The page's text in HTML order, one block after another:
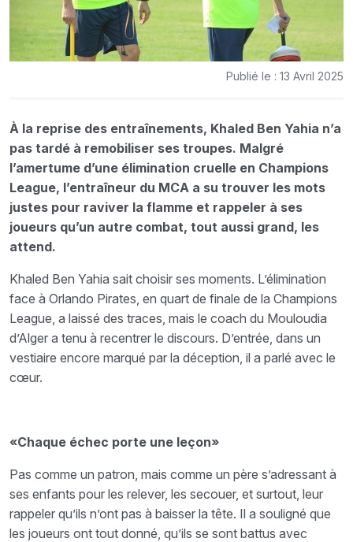
Publié le : 13 Avril 2025
À la reprise des entraînements, Khaled Ben Yahia n’a
pas tardé à remobiliser ses troupes. Malgré
l’amertume d’une élimination cruelle en Champions
League, l’entraîneur du MCA a su trouver les mots
justes pour raviver la flamme et rappeler à ses
joueurs qu’un autre combat, tout aussi grand, les
attend.
Khaled Ben Yahia sait choisir ses moments. L’élimination
face à Orlando Pirates, en quart de finale de la Champions
League, a laissé des traces, mais le coach du Mouloudia
d’Alger a tenu à recentrer le discours. D’entrée, dans un
vestiaire encore marqué par la déception, il a parlé avec le
cœur.
«Chaque échec porte une leçon»
Pas comme un patron, mais comme un père s’adressant à
ses enfants pour les relever, les secouer, et surtout, leur
rappeler qu’ils n’ont pas à baisser la tête. Il a souligné que
les joueurs ont tout donné, qu’ils se sont battus avec